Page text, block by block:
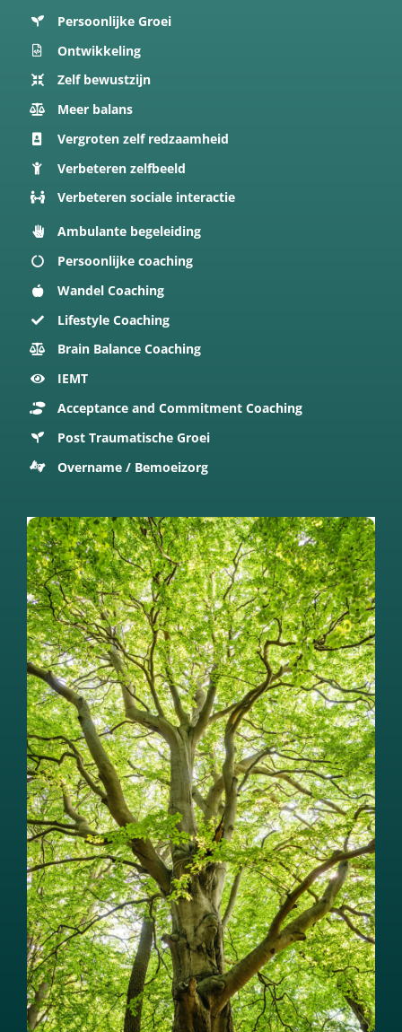
Persoonlijke Groei
Ontwikkeling
Zelf bewustzijn
Meer balans
Vergroten zelf redzaamheid
Verbeteren zelfbeeld
Verbeteren sociale interactie
Ambulante begeleiding
Persoonlijke coaching
Wandel Coaching
Lifestyle Coaching
Brain Balance Coaching
IEMT
Acceptance and Commitment Coaching
Post Traumatische Groei
Overname / Bemoeizorg